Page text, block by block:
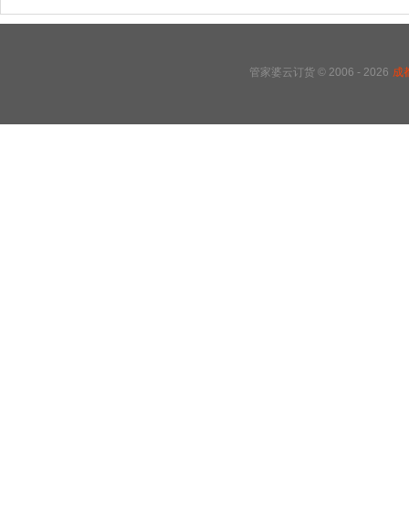
沫+纸箱包装）整箱订货咨
倍 超高性价比 RHX
倍 超高性价
管家婆云订货 © 2006 - 2026 成